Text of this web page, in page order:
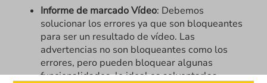
Informe de marcado Vídeo: Debemos
solucionar los errores ya que son bloqueantes
para ser un resultado de vídeo. Las
advertencias no son bloqueantes como los
errores, pero pueden bloquear algunas
funcionalidades, lo ideal es solventarlas